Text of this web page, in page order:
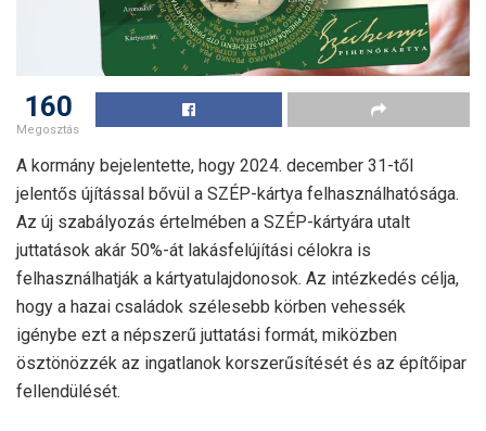
160
Megosztás
A kormány bejelentette, hogy 2024. december 31-től
jelentős újítással bővül a SZÉP-kártya felhasználhatósága.
Az új szabályozás értelmében a SZÉP-kártyára utalt
juttatások akár 50%-át lakásfelújítási célokra is
felhasználhatják a kártyatulajdonosok. Az intézkedés célja,
hogy a hazai családok szélesebb körben vehessék
igénybe ezt a népszerű juttatási formát, miközben
ösztönözzék az ingatlanok korszerűsítését és az építőipar
fellendülését.